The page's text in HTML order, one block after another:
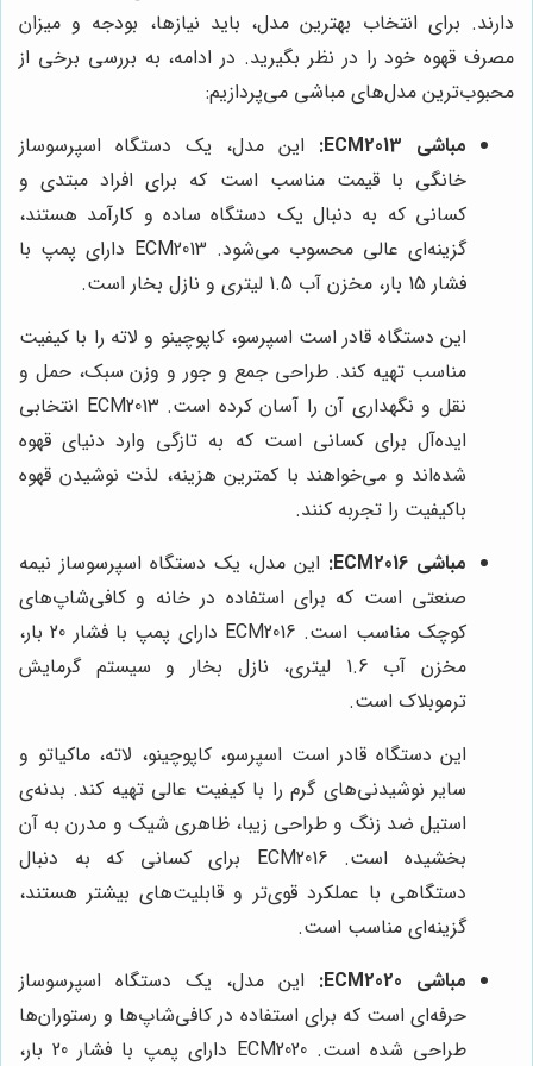
دارند. برای انتخاب بهترین مدل، باید نیازها، بودجه و میزان
مصرف قهوه خود را در نظر بگیرید. در ادامه، به بررسی برخی از
محبوب‌ترین مدل‌های مباشی می‌پردازیم:
مباشی ECM2013:
این مدل، یک دستگاه اسپرسوساز
خانگی با قیمت مناسب است که برای افراد مبتدی و
کسانی که به دنبال یک دستگاه ساده و کارآمد هستند،
گزینه‌ای عالی محسوب می‌شود. ECM2013 دارای پمپ با
فشار 15 بار، مخزن آب 1.5 لیتری و نازل بخار است.
این دستگاه قادر است اسپرسو، کاپوچینو و لاته را با کیفیت
مناسب تهیه کند. طراحی جمع و جور و وزن سبک، حمل و
نقل و نگهداری آن را آسان کرده است. ECM2013 انتخابی
ایده‌آل برای کسانی است که به تازگی وارد دنیای قهوه
شده‌اند و می‌خواهند با کمترین هزینه، لذت نوشیدن قهوه
باکیفیت را تجربه کنند.
مباشی ECM2016:
این مدل، یک دستگاه اسپرسوساز نیمه
صنعتی است که برای استفاده در خانه و کافی‌شاپ‌های
کوچک مناسب است. ECM2016 دارای پمپ با فشار 20 بار،
مخزن آب 1.6 لیتری، نازل بخار و سیستم گرمایش
ترموبلاک است.
این دستگاه قادر است اسپرسو، کاپوچینو، لاته، ماکیاتو و
سایر نوشیدنی‌های گرم را با کیفیت عالی تهیه کند. بدنه‌ی
استیل ضد زنگ و طراحی زیبا، ظاهری شیک و مدرن به آن
بخشیده است. ECM2016 برای کسانی که به دنبال
دستگاهی با عملکرد قوی‌تر و قابلیت‌های بیشتر هستند،
گزینه‌ای مناسب است.
مباشی ECM2020:
این مدل، یک دستگاه اسپرسوساز
حرفه‌ای است که برای استفاده در کافی‌شاپ‌ها و رستوران‌ها
طراحی شده است. ECM2020 دارای پمپ با فشار 20 بار،